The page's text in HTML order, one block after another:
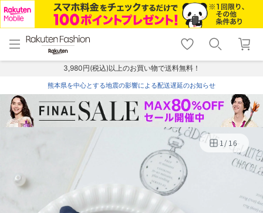
menu home
トップ
shopping_cart lock_outline
ログイン
3,980円(税込)以上のお買い物で送料無料！
熊本県を中心とする地震の影響による配送遅延のお知らせ
1/16